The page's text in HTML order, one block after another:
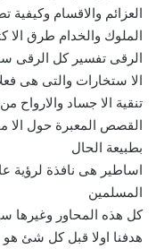
العزائم والاقسام وكيفية
الملوك والخدام طرق الا
الرقى تفسير كل الرقى
الا ستخارات والتى هى
تنقية الا جساد والارواح
القصص المعبرة حول الا
بطبيعة الحال
اساطير هى نافذة لرؤية
المسلمين
كل هذه المحاور وغيرها
هدفنا اولا قبل كل شئ هو